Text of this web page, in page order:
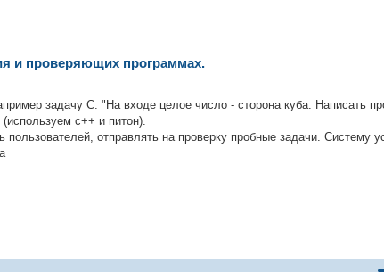
и проверяющих программах.
задачу C: "На входе целое число - сторона куба. Написать
с++ и питон).
отправлять на проверку пробные задачи. Систему